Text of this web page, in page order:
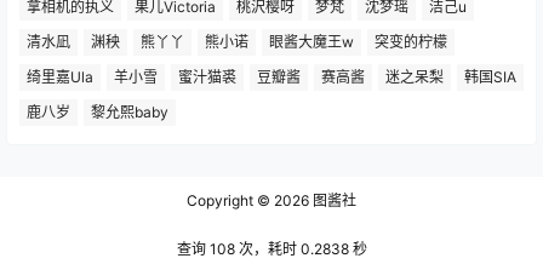
拿相机的执义
果儿Victoria 桃沢樱呀 梦梵 沈梦瑶
洁己u
清水凪
渊秧 熊丫丫 熊小诺 眼酱大魔王w
突变的柠檬
绮里嘉Ula
羊小雪 蜜汁猫裘 豆瓣酱 赛高酱 迷之呆梨
韩国SIA
鹿八岁
黎允熙baby
Copyright © 2026 图酱社
查询 108 次，耗时 0.2838 秒